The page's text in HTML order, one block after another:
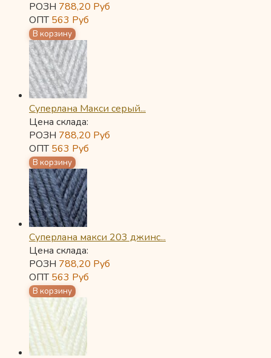
РОЗН 788,20 Руб
ОПТ563 Руб
Суперлана Макси серый...
Цена склада:
РОЗН 788,20 Руб
ОПТ563 Руб
Суперлана макси 203 джинс...
Цена склада:
РОЗН 788,20 Руб
ОПТ563 Руб